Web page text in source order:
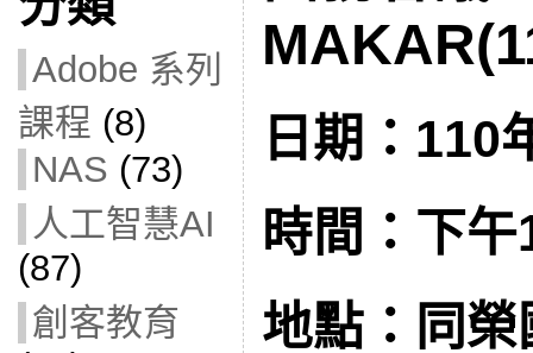
Adobe 系列
課程 (8)
NAS (73)
人工智慧AI
(87)
創客教育
日期：110
時間：下
地點：同榮